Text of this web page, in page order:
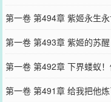
第一卷 第494章 紫姬永生
第一卷 第493章 紫姬的苏醒
第一卷 第492章 下界蝼蚁！
第一卷 第491章 给我把他